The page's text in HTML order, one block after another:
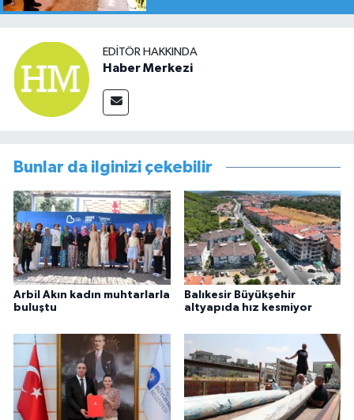
EDITÖR HAKKINDA
Haber Merkezi
Bunlar da ilginizi çekebilir
Arbil Akın kadın muhtarlarla
buluştu
Balıkesir Büyükşehir
altyapıda hız kesmiyor